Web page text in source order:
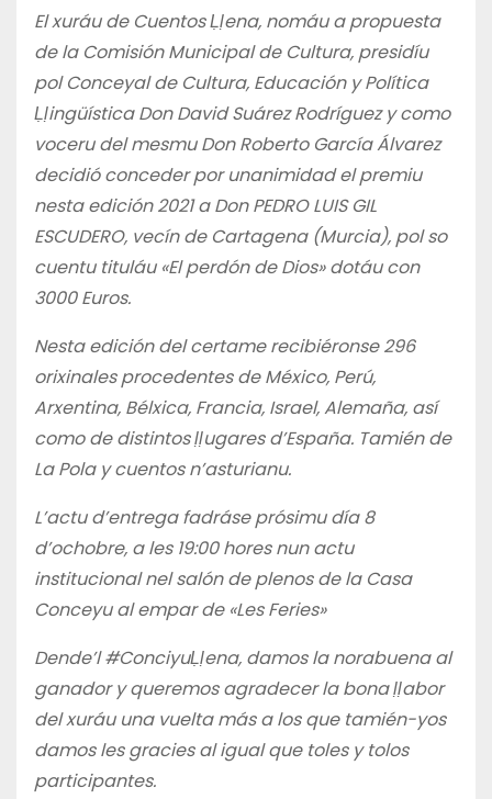
El xuráu de Cuentos Ḷḷena, nomáu a propuesta
de la Comisión Municipal de Cultura, presidíu
pol Conceyal de Cultura, Educación y Política
Ḷḷingüística Don David Suárez Rodríguez y como
voceru del mesmu Don Roberto García Álvarez
decidió conceder por unanimidad el premiu
nesta edición 2021 a Don PEDRO LUIS GIL
ESCUDERO, vecín de Cartagena (Murcia), pol so
cuentu tituláu «El perdón de Dios» dotáu con
3000 Euros.
Nesta edición del certame recibiéronse 296
orixinales procedentes de México, Perú,
Arxentina, Bélxica, Francia, Israel, Alemaña, así
como de distintos ḷḷugares d’España. Tamién de
La Pola y cuentos n’asturianu.
L’actu d’entrega fadráse prósimu día 8
d’ochobre, a les 19:00 hores nun actu
institucional nel salón de plenos de la Casa
Conceyu al empar de «Les Feries»
Dende’l #ConciyuḶḷena, damos la norabuena al
ganador y queremos agradecer la bona ḷḷabor
del xuráu una vuelta más a los que tamién-yos
damos les gracies al igual que toles y tolos
participantes.